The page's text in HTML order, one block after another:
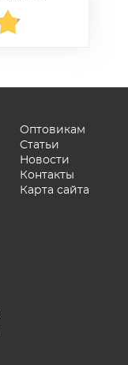
Оптовикам
Статьи
Новости
Контакты
Карта сайта